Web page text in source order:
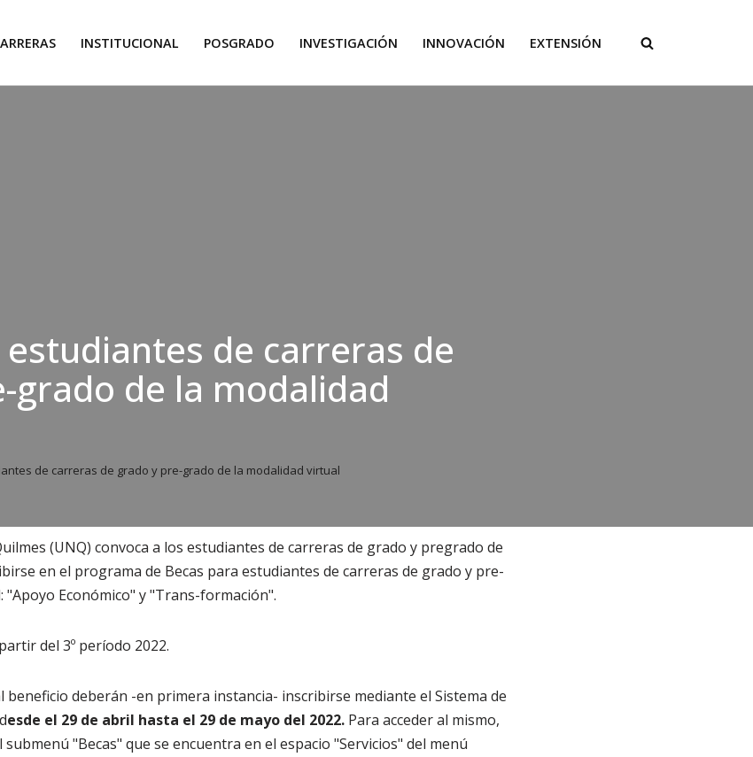
INSTITUCIONAL POSGRADO INVESTIGACIÓN INNOVACIÓN EXTENSIÓN
estudiantes de carreras de
grado de la modalidad
de carreras de grado y pre-grado de la modalidad virtual
(UNQ) convoca a los estudiantes de carreras de grado y pregrado de
en el programa de Becas para estudiantes de carreras de grado y pre-
Económico" y "Trans-formación".
del 3º período 2022.
beneficio deberán -en primera instancia- inscribirse mediante el Sistema de
esde el 29 de abril hasta el 29 de mayo del 2022.Para acceder al mismo,
"Becas" que se encuentra en el espacio "Servicios" del menú